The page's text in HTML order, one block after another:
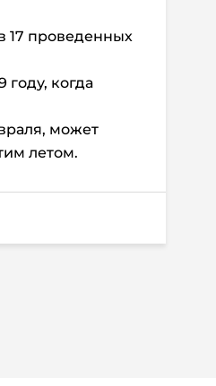
17 проведенных
когда
может
летом.